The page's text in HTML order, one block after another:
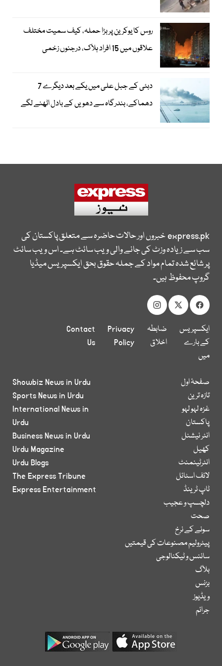
روس کا یوکرین پر بڑا حملہ، کیف سمیت مختلف
علاقوں میں 15 افراد ہلاک، درجنوں زخمی
دبئی کے جبل علی میں یکے بعد دیگرے 7
دھماکے، بندرگاہ سے دھویں کے بادل اٹھنے لگے
express.pkخبروں اور حالات حاضرہ سے متعلق پاکستان کی
سب سے زیادہ وزٹ کی جانے والی ویب سائٹ ہے۔ اس ویب سائٹ
پر شائع شدہ تمام مواد کے جملہ حقوق بحق ایکسپریس میڈیا
گروپ محفوظ ہیں۔
ایکسپریس
کے بارے
میں
ضابطہ
اخلاق
Privacy
Policy
Contact
Us
صفحۂ اول
تازہ ترین
غزہ لہو لہو
پاکستان
انٹر نیشنل
کھیل
انٹرٹینمنٹ
لائف اسٹائل
ٹاپ ٹرینڈ
دلچسپ و عجیب
صحت
سونے کے نرخ
پیٹرولیم مصنوعات کی قیمتیں
سائنس و ٹیکنالوجی
بلاگ
بزنس
ویڈیوز
جرائم
Showbiz News in Urdu
Sports News in Urdu
International News in
Urdu
Business News in Urdu
Urdu Magazine
Urdu Blogs
The Express Tribune
Express Entertainment